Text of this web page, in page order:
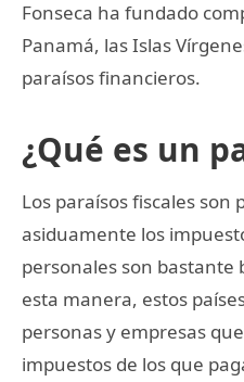
Fonseca ha fundado
Panamá, las Islas
paraísos financieros.
¿Qué es un
Los paraísos fiscales son
asiduamente los
personales son bastante
esta manera, estos
personas y empresas
impuestos de los que